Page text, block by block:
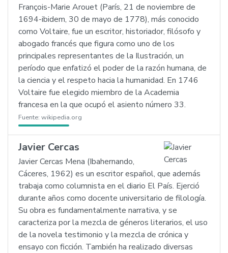
François-Marie Arouet (París, 21 de noviembre de
1694-ibidem, 30 de mayo de 1778), más conocido
como Voltaire, fue un escritor, historiador, filósofo y
abogado francés que figura como uno de los
principales representantes de la Ilustración, un
período que enfatizó el poder de la razón humana, de
la ciencia y el respeto hacia la humanidad. En 1746
Voltaire fue elegido miembro de la Academia
francesa en la que ocupó el asiento número 33.
Fuente: wikipedia.org
Javier Cercas
Javier Cercas Mena (Ibahernando,
Cáceres, 1962) es un escritor español, que además
trabaja como columnista en el diario El País. Ejerció
durante años como docente universitario de filología.
Su obra es fundamentalmente narrativa, y se
caracteriza por la mezcla de géneros literarios, el uso
de la novela testimonio y la mezcla de crónica y
ensayo con ficción. También ha realizado diversas